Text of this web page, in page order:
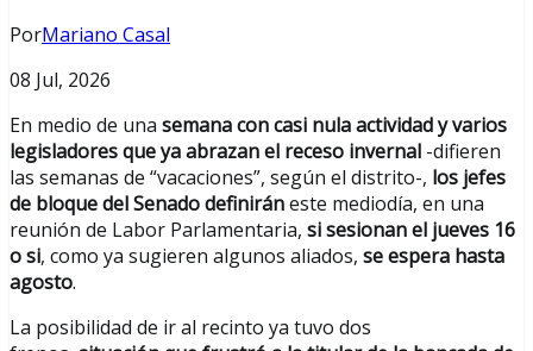
PorMariano Casal
08 Jul, 2026
En medio de una semana con casi nula actividad y varios
legisladores que ya abrazan el receso invernal -difieren
las semanas de “vacaciones”, según el distrito-, los jefes
de bloque del Senado definiráneste mediodía, en una
reunión de Labor Parlamentaria, si sesionan el jueves 16
o si, como ya sugieren algunos aliados, se espera hasta
agosto.
La posibilidad de ir al recinto ya tuvo dos